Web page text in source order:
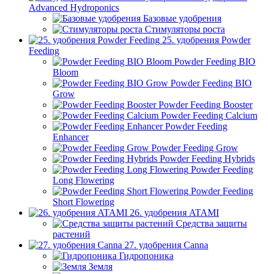
Advanced Hydroponics
Базовые удобрения
Стимуляторы роста
25. удобрения Powder
Feeding
Powder Feeding BIO
Bloom
Powder Feeding BIO
Grow
Powder Feeding Booster
Powder Feeding Calcium
Powder Feeding
Enhancer
Powder Feeding Grow
Powder Feeding Hybrids
Powder Feeding
Long Flowering
Powder Feeding
Short Flowering
26. удобрения ATAMI
Средства защиты
растений
27. удобрения Canna
Гидропоника
Земля